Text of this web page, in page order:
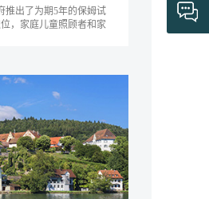
推出了为期5年的保姆试
，家庭儿童照顾者和家